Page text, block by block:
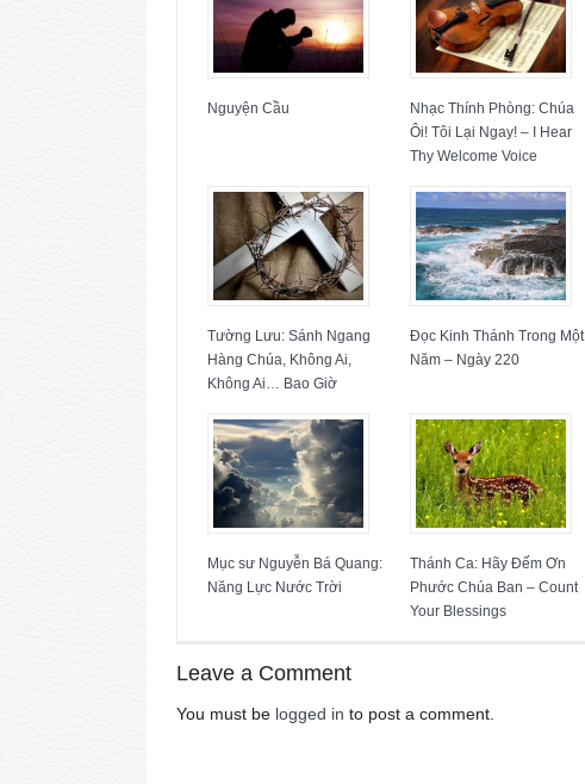
Nguyện Cầu
Nhạc Thính Phòng: Chúa
Ôi! Tôi Lại Ngay! – I Hear
Thy Welcome Voice
Tường Lưu: Sánh Ngang
Hàng Chúa, Không Ai,
Không Ai… Bao Giờ
Đọc Kinh Thánh Trong Một
Năm – Ngày 220
Mục sư Nguyễn Bá Quang:
Năng Lực Nước Trời
Thánh Ca: Hãy Đếm Ơn
Phước Chúa Ban – Count
Your Blessings
Leave a Comment
You must be logged in to post a comment.